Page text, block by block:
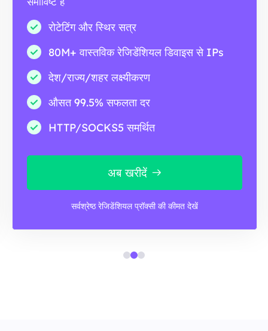
रोटेटिंग और स्थिर सत्र
80M+ वास्तविक रेजिडेंशियल डिवाइस से IPs
देश/राज्य/शहर लक्ष्यीकरण
औसत 99.5% सफलता दर
HTTP/SOCKS5 समर्थित
अब खरीदें
सर्वश्रेष्ठ रेजिडेंशियल प्रॉक्सी की कीमत देखें